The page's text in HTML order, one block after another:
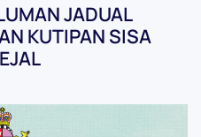
JADUAL
KUTIPAN SISA